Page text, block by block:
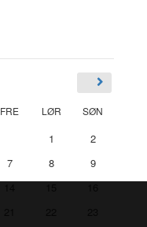
FRE LØR SØN
1
2
7 8
9